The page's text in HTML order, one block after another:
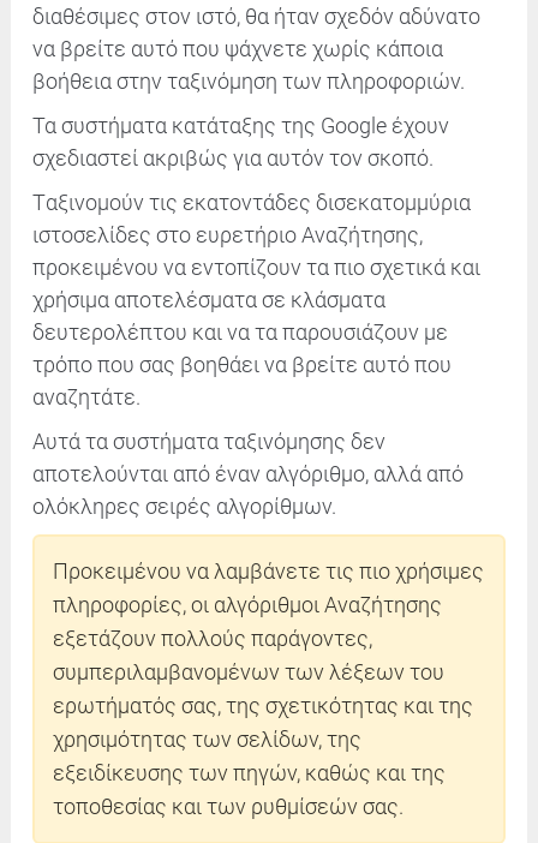
διαθέσιμες στον ιστό, θα ήταν σχεδόν αδύνατο
να βρείτε αυτό που ψάχνετε χωρίς κάποια
βοήθεια στην ταξινόμηση των πληροφοριών.
Τα συστήματα κατάταξης της Google έχουν
σχεδιαστεί ακριβώς για αυτόν τον σκοπό.
Tαξινομούν τις εκατοντάδες δισεκατομμύρια
ιστοσελίδες στο ευρετήριο Αναζήτησης,
προκειμένου να εντοπίζουν τα πιο σχετικά και
χρήσιμα αποτελέσματα σε κλάσματα
δευτερολέπτου και να τα παρουσιάζουν με
τρόπο που σας βοηθάει να βρείτε αυτό που
αναζητάτε.
Αυτά τα συστήματα ταξινόμησης δεν
αποτελούνται από έναν αλγόριθμο, αλλά από
ολόκληρες σειρές αλγορίθμων.
Προκειμένου να λαμβάνετε τις πιο χρήσιμες
πληροφορίες, οι αλγόριθμοι Αναζήτησης
εξετάζουν πολλούς παράγοντες,
συμπεριλαμβανομένων των λέξεων του
ερωτήματός σας, της σχετικότητας και της
χρησιμότητας των σελίδων, της
εξειδίκευσης των πηγών, καθώς και της
τοποθεσίας και των ρυθμίσεών σας.